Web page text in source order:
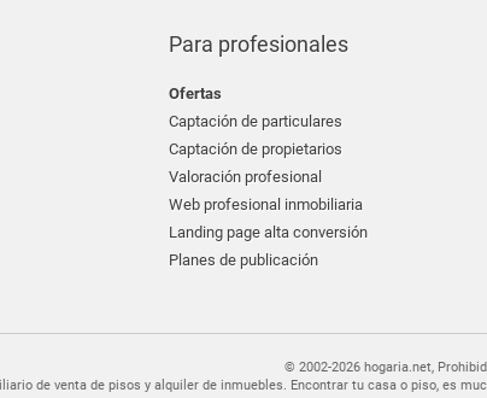
Para profesionales
Ofertas
Captación de particulares
Captación de propietarios
Valoración profesional
Web profesional inmobiliaria
Landing page alta conversión
Planes de publicación
© 2002-2026 hogaria.net,
de venta de pisos y alquiler de inmuebles. Encontrar tu casa o piso, es